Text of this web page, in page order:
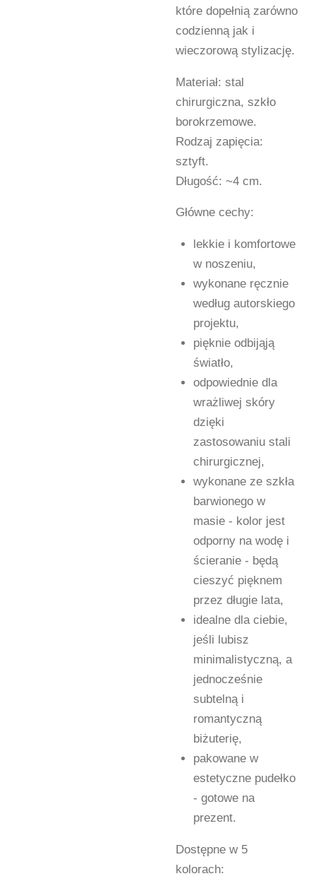
które dopełnią zarówno
codzienną jak i
wieczorową stylizację.
Materiał: stal
chirurgiczna, szkło
borokrzemowe.
Rodzaj zapięcia:
sztyft.
Długość: ~4 cm.
Główne cechy:
lekkie i komfortowe
w noszeniu,
wykonane ręcznie
według autorskiego
projektu,
pięknie odbijąją
światło,
odpowiednie dla
wrażliwej skóry
dzięki
zastosowaniu stali
chirurgicznej,
wykonane ze szkła
barwionego w
masie - kolor jest
odporny na wodę i
ścieranie - będą
cieszyć pięknem
przez długie lata,
idealne dla ciebie,
jeśli lubisz
minimalistyczną, a
jednocześnie
subtelną i
romantyczną
biżuterię,
pakowane w
estetyczne pudełko
- gotowe na
prezent.
Dostępne w 5
kolorach: